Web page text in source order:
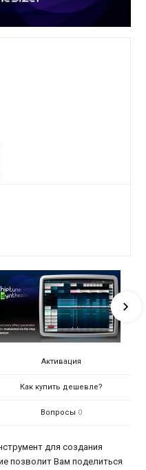
Активация
Как купить дешевле?
Вопросы 0
для создания
позволит Вам поделиться